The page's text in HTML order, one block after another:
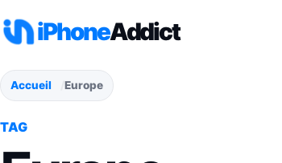
iPhoneAddict
Accueil Europe
TAG